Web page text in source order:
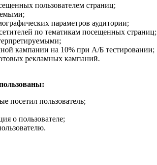
пользователем страниц;
параметров аудитории;
по тематикам посещенных страниц;
кампании на 10% при А/Б тестировании;
рекламных кампаний.
посетил пользователь;
о пользователе;